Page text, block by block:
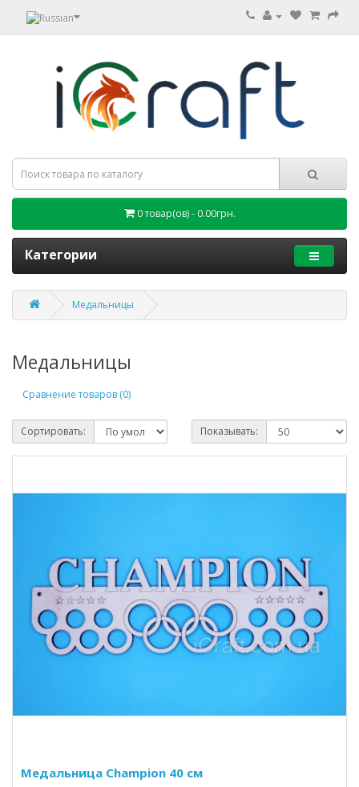
0 товар(ов) - 0.00грн.
Категории
Медальницы
Медальницы
Сравнение товаров (0)
Сортировать: Показывать:
Медальница Champion 40 см